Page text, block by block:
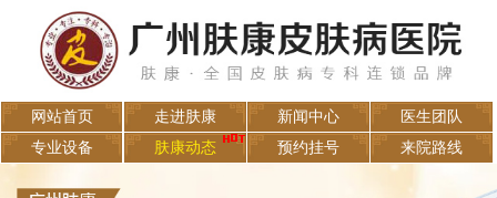
网站首页 走进肤康 新闻中心
医生团队
专业设备
肤康动态 预约挂号 来院路线